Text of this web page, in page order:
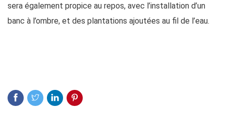
sera également propice au repos, avec l’installation d’un
banc à l’ombre, et des plantations ajoutées au fil de l’eau.